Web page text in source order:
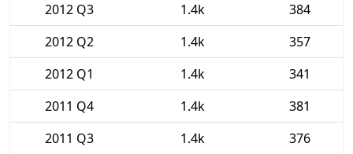
2012 Q3
1.4k
384
2012 Q2
1.4k
357
2012 Q1
1.4k
341
2011 Q4
1.4k
381
2011 Q3
1.4k
376